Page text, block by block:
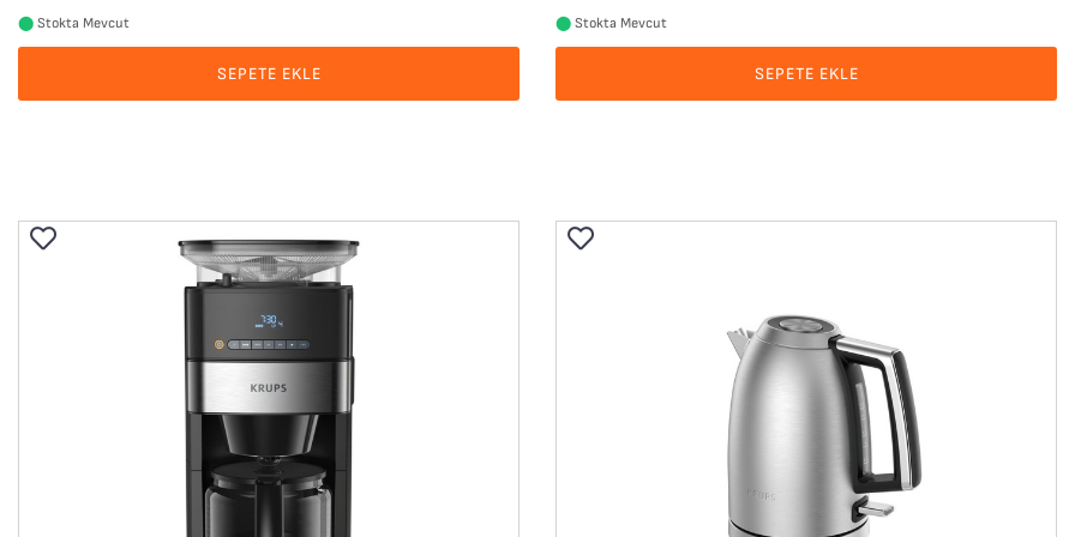
⬤ Stokta Mevcut
SEPETE EKLE
⬤ Stokta Mevcut
SEPETE EKLE